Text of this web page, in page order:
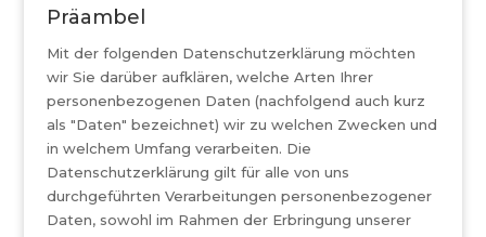
Präambel
Mit der folgenden Datenschutzerklärung möchten
wir Sie darüber aufklären, welche Arten Ihrer
personenbezogenen Daten (nachfolgend auch kurz
als "Daten" bezeichnet) wir zu welchen Zwecken und
in welchem Umfang verarbeiten. Die
Datenschutzerklärung gilt für alle von uns
durchgeführten Verarbeitungen personenbezogener
Daten, sowohl im Rahmen der Erbringung unserer